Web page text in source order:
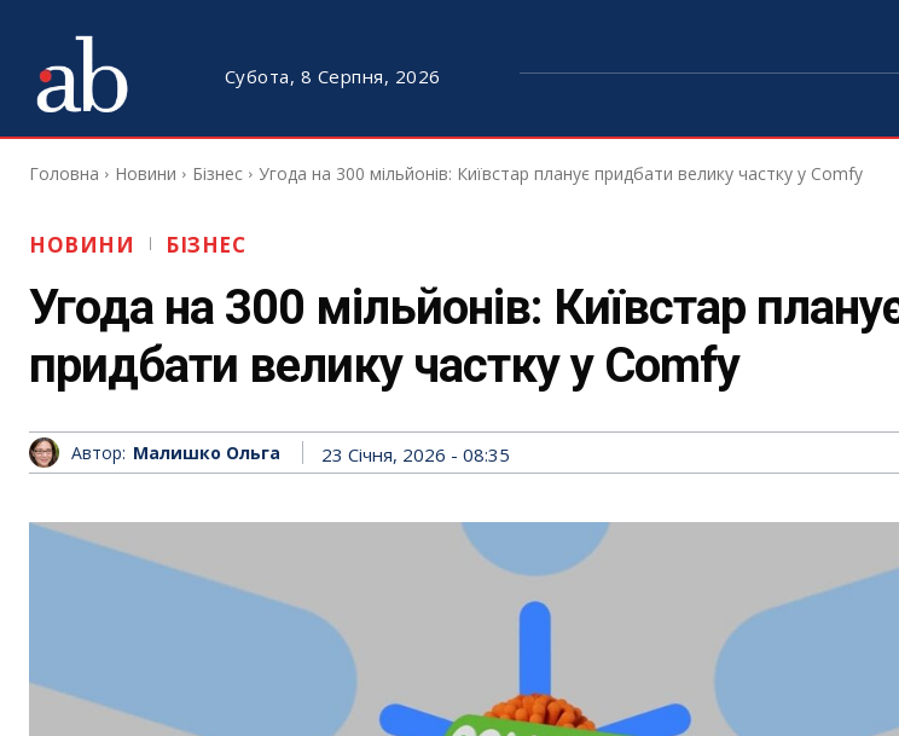
Субота, 8 Серпня, 2026
Головна Новини Бізнес Угода на 300 мільйонів: Київстар планує придбати велику частку у Comfy
НОВИНИ БІЗНЕС
Угода на 300 мільйонів: Київстар
придбати велику частку у Comfy
Автор: Малишко Ольга 23 Січня, 2026 - 08:35